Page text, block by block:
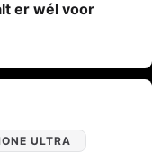
er wél voor
ULTRA